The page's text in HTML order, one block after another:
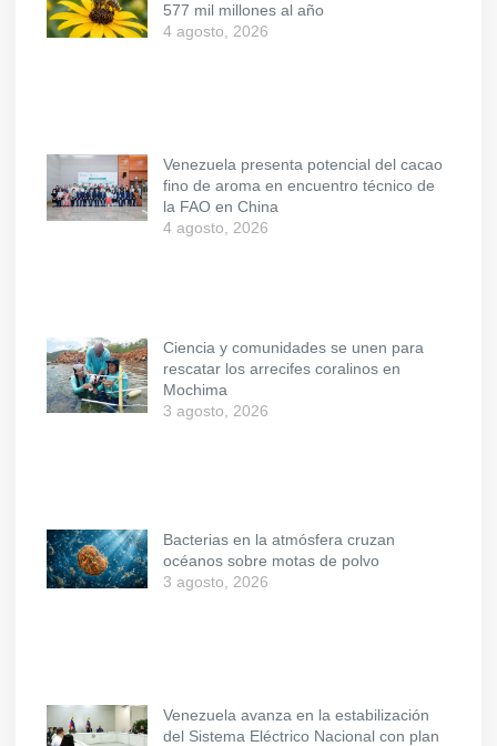
577 mil millones al año
4 agosto, 2026
Venezuela presenta potencial del cacao
fino de aroma en encuentro técnico de
la FAO en China
4 agosto, 2026
Ciencia y comunidades se unen para
rescatar los arrecifes coralinos en
Mochima
3 agosto, 2026
Bacterias en la atmósfera cruzan
océanos sobre motas de polvo
3 agosto, 2026
Venezuela avanza en la estabilización
del Sistema Eléctrico Nacional con plan